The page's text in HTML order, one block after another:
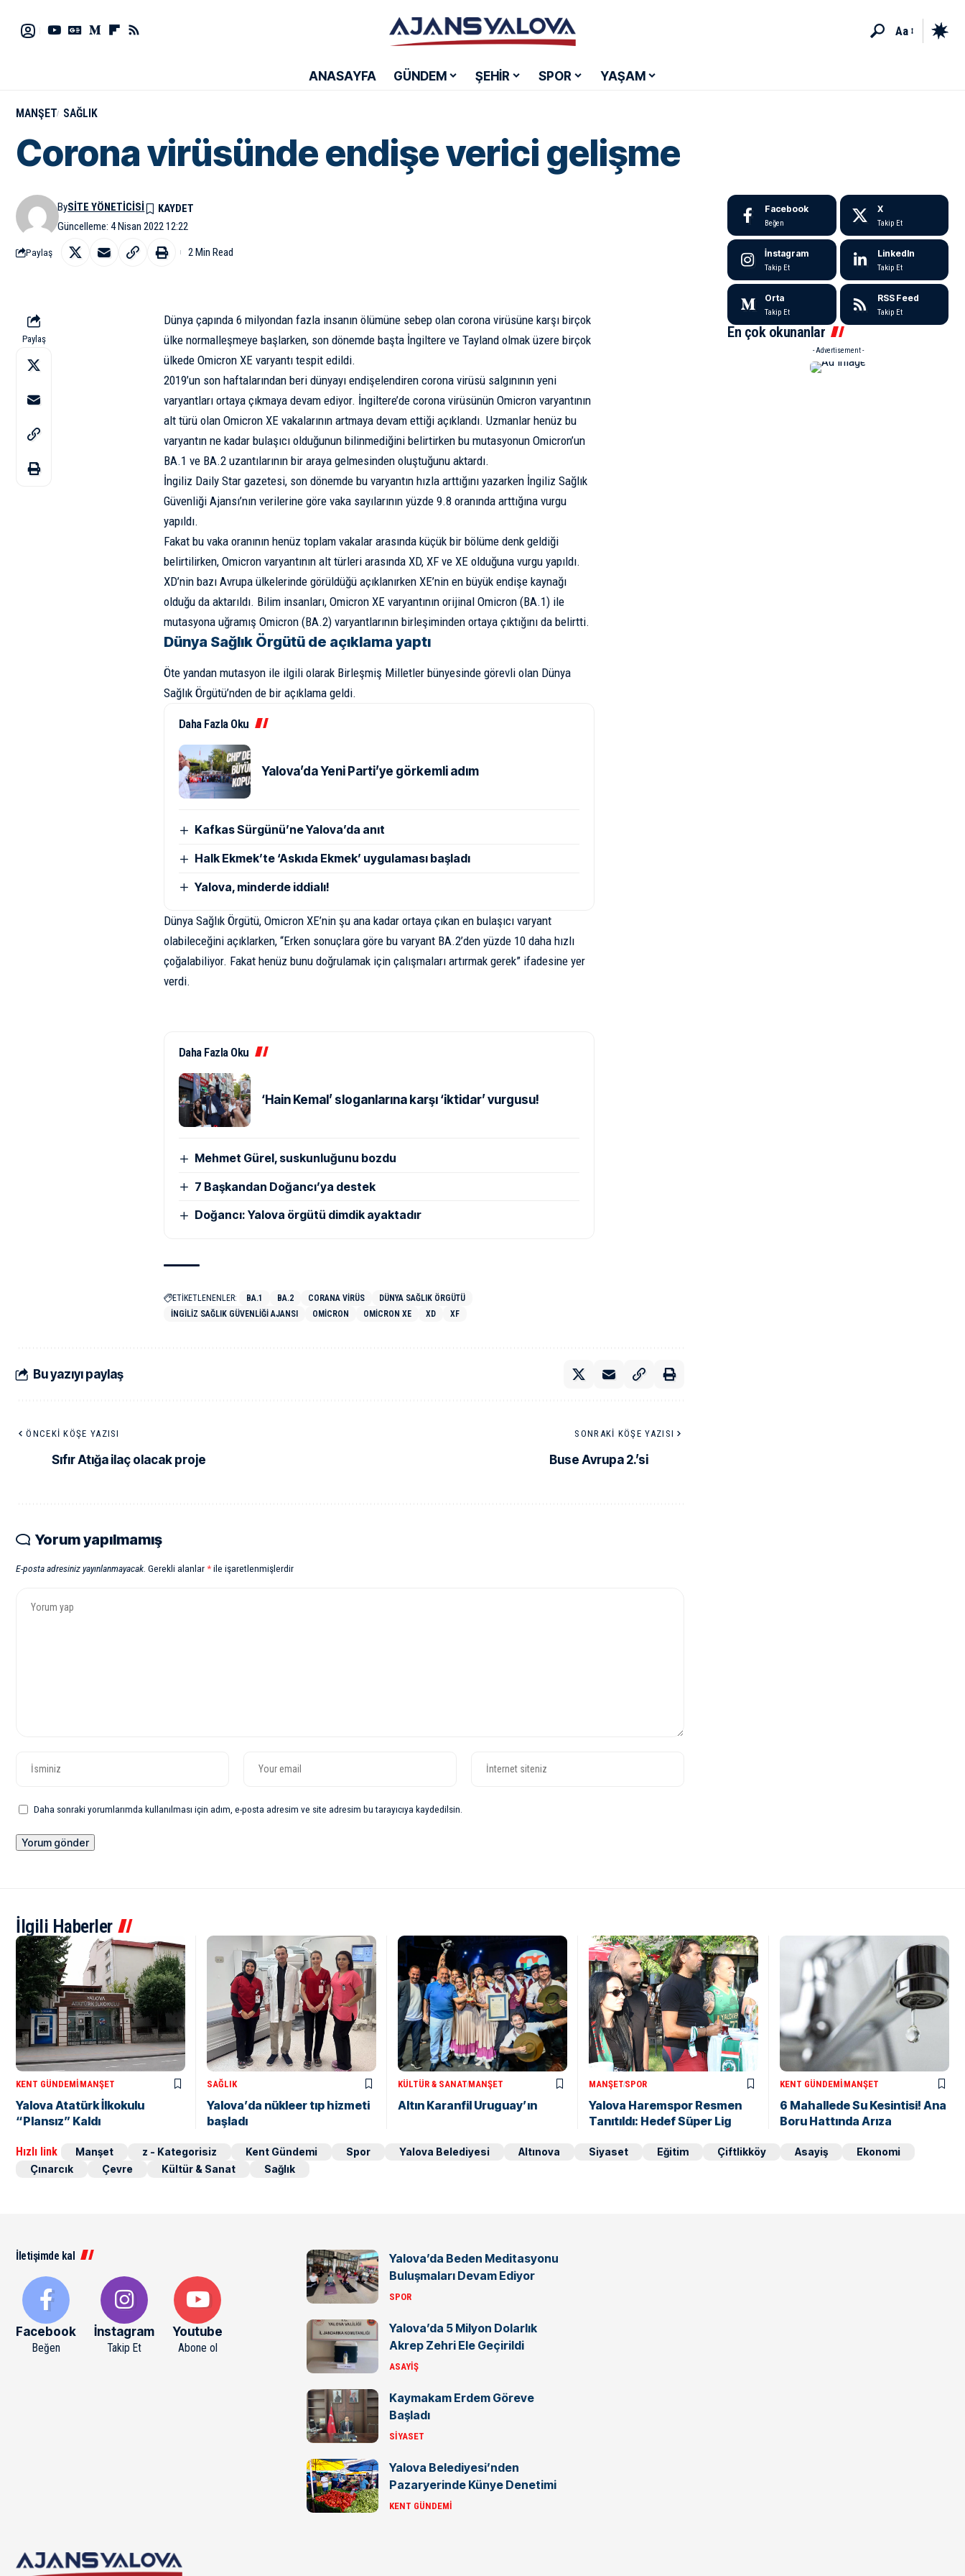
Aa
ANASAYFA GÜNDEM ŞEHİR SPOR YAŞAM
MANŞET SAĞLIK
Corona virüsünde endişe verici gelişme
Güncelleme: 4 Nisan 2022 12:22
BySITE YÖNETICISI
Paylaş 2 Min Read
Paylaş
Dünya çapında 6 milyondan fazla insanın ölümüne sebep olan corona virüsüne karşı birçok
ülke normalleşmeye başlarken, son dönemde başta İngiltere ve Tayland olmak üzere birçok
ülkede Omicron XE varyantı tespit edildi.
2019’un son haftalarından beri dünyayı endişelendiren corona virüsü salgınının yeni
varyantları ortaya çıkmaya devam ediyor. İngiltere’de corona virüsünün Omicron varyantının
alt türü olan Omicron XE vakalarının artmaya devam ettiği açıklandı. Uzmanlar henüz bu
varyantın ne kadar bulaşıcı olduğunun bilinmediğini belirtirken bu mutasyonun Omicron’un
BA.1 ve BA.2 uzantılarının bir araya gelmesinden oluştuğunu aktardı.
İngiliz Daily Star gazetesi, son dönemde bu varyantın hızla arttığını yazarken İngiliz Sağlık
Güvenliği Ajansı’nın verilerine göre vaka sayılarının yüzde 9.8 oranında arttığına vurgu
yapıldı.
Fakat bu vaka oranının henüz toplam vakalar arasında küçük bir bölüme denk geldiği
belirtilirken, Omicron varyantının alt türleri arasında XD, XF ve XE olduğuna vurgu yapıldı.
XD’nin bazı Avrupa ülkelerinde görüldüğü açıklanırken XE’nin en büyük endişe kaynağı
olduğu da aktarıldı. Bilim insanları, Omicron XE varyantının orijinal Omicron (BA.1) ile
mutasyona uğramış Omicron (BA.2) varyantlarının birleşiminden ortaya çıktığını da belirtti.
Dünya Sağlık Örgütü de açıklama yaptı
Öte yandan mutasyon ile ilgili olarak Birleşmiş Milletler bünyesinde görevli olan Dünya
Sağlık Örgütü’nden de bir açıklama geldi.
Daha Fazla Oku
Yalova’da Yeni Parti’ye görkemli adım
Kafkas Sürgünü’ne Yalova’da anıt
Halk Ekmek’te ‘Askıda Ekmek’ uygulaması başladı
Yalova, minderde iddialı!
Dünya Sağlık Örgütü, Omicron XE’nin şu ana kadar ortaya çıkan en bulaşıcı varyant
olabileceğini açıklarken, “Erken sonuçlara göre bu varyant BA.2’den yüzde 10 daha hızlı
çoğalabiliyor. Fakat henüz bunu doğrulamak için çalışmaları artırmak gerek” ifadesine yer
verdi.
Daha Fazla Oku
‘Hain Kemal’ sloganlarına karşı ‘iktidar’ vurgusu!
Mehmet Gürel, suskunluğunu bozdu
7 Başkandan Doğancı’ya destek
Doğancı: Yalova örgütü dimdik ayaktadır
ETİKETLENENLER: BA.1 BA.2 CORANA VIRÜS
DÜNYA SAĞLIK ÖRGÜTÜ
İNGILIZ SAĞLIK GÜVENLIĞI AJANSI
OMICRON OMICRON XE XD XF
Bu yazıyı paylaş
ÖNCEKI KÖŞE YAZISI
Sıfır Atığa ilaç olacak proje
SONRAKI KÖŞE YAZISI
Buse Avrupa 2.’si
Yorum yapılmamış
E-posta adresiniz yayınlanmayacak. Gerekli alanlar*ile işaretlenmişlerdir
Daha sonraki yorumlarımda kullanılması için adım, e-posta adresim ve site adresim bu tarayıcıya kaydedilsin.
Facebook
Beğen
X
Takip Et
İnstagram
Takip Et
LinkedIn
Takip Et
Orta
Takip Et
RSS Feed
Takip Et
En çok okunanlar
- Advertisement -
İlgili Haberler
KENT GÜNDEMIMANŞET
Yalova Atatürk İlkokulu
“Plansız” Kaldı
SAĞLIK
Yalova’da nükleer tıp hizmeti
başladı
KÜLTÜR & SANATMANŞET
Altın Karanfil Uruguay’ın
MANŞETSPOR
Yalova Haremspor Resmen
Tanıtıldı: Hedef Süper Lig
KENT GÜNDEMIMANŞET
6 Mahallede Su Kesintisi! Ana
Boru Hattında Arıza
Hızlı link Manşet z - Kategorisiz Kent Gündemi Spor Yalova Belediyesi Altınova Siyaset Eğitim Çiftlikköy Asayiş
Ekonomi
Çınarcık
Çevre Kültür & Sanat Sağlık
İletişimde kal
Facebook
Beğen
İnstagram
Takip Et
Youtube
Abone ol
Yalova’da Beden Meditasyonu
Buluşmaları Devam Ediyor
SPOR
Yalova’da 5 Milyon Dolarlık
Akrep Zehri Ele Geçirildi
ASAYIŞ
Kaymakam Erdem Göreve
Başladı
SIYASET
Yalova Belediyesi’nden
Pazaryerinde Künye Denetimi
KENT GÜNDEMI